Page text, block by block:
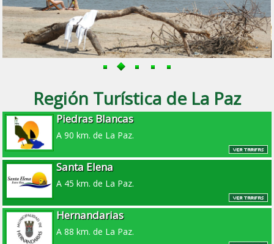
Región Turística de La Paz
Piedras Blancas
A 90 km. de La Paz.
Santa Elena
A 45 km. de La Paz.
Hernandarias
A 88 km. de La Paz.